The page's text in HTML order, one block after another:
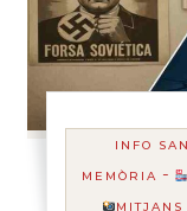
INFO
MEMÒRIA -
MITJANS